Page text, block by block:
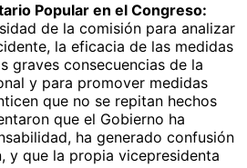
Popular en el Congreso:
de la comisión para analizar
la eficacia de las medidas
graves consecuencias de la
y para promover medidas
que no se repitan hechos
que el Gobierno ha
ha generado confusión
y que la propia vicepresidenta